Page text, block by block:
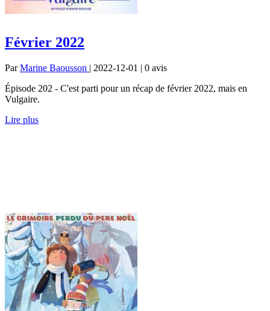
Février 2022
ParMarine Baousson | 2022-12-01 | 0 avis
Épisode 202 - C'est parti pour un récap de février 2022, mais en
Vulgaire.
Lire plus